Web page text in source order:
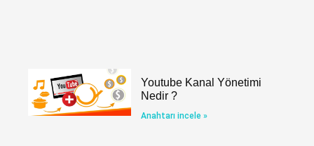
Youtube Kanal Yönetimi
Nedir ?
Anahtarı incele »